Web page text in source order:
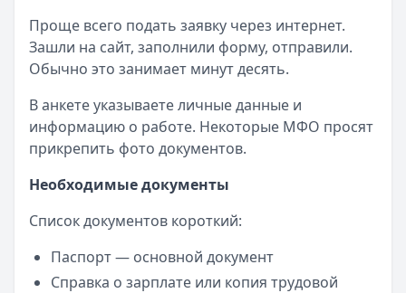
Проще всего подать заявку через интернет.
Зашли на сайт, заполнили форму, отправили.
Обычно это занимает минут десять.
В анкете указываете личные данные и
информацию о работе. Некоторые МФО просят
прикрепить фото документов.
Необходимые документы
Список документов короткий:
Паспорт — основной документ
Справка о зарплате или копия трудовой